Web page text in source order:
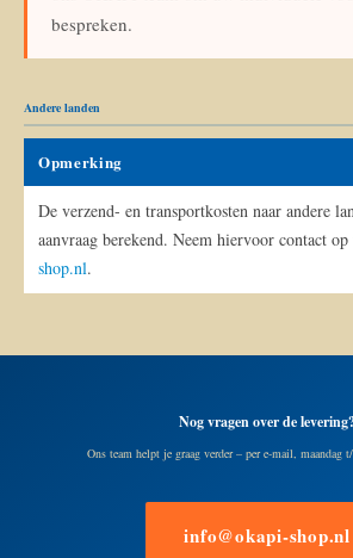
bespreken.
Andere landen
Opmerking
De verzend- en transportkosten naar andere
aanvraag berekend. Neem hiervoor contact
shop.nl.
Nog vragen over de
Ons team helpt je graag verder – per e-mail, maandag
info@okapi-shop.nl